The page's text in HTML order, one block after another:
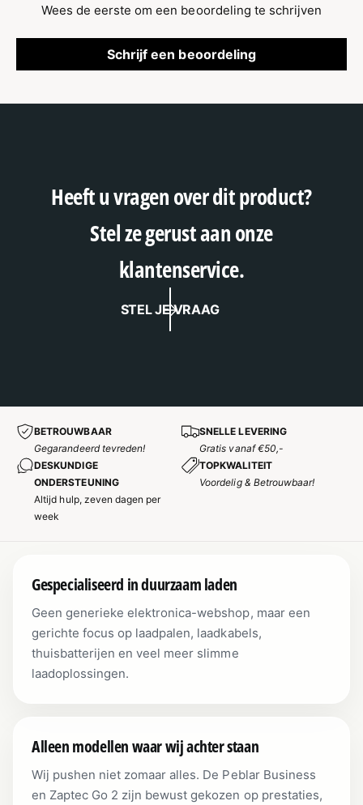
Wees de eerste om een beoordeling te schrijven
Schrijf een beoordeling
Heeft u vragen over dit product?
Stel ze gerust aan onze
klantenservice.
STEL JE VRAAG
BETROUWBAAR
Gegarandeerd tevreden!
SNELLE LEVERING
Gratis vanaf €50,-
DESKUNDIGE
ONDERSTEUNING
Altijd hulp, zeven dagen per
week
TOPKWALITEIT
Voordelig & Betrouwbaar!
Gespecialiseerd in duurzaam laden
Geen generieke elektronica-webshop, maar een
gerichte focus op laadpalen, laadkabels,
thuisbatterijen en veel meer slimme
laadoplossingen.
Alleen modellen waar wij achter staan
Wij pushen niet zomaar alles. De Peblar Business
en Zaptec Go 2 zijn bewust gekozen op prestaties,